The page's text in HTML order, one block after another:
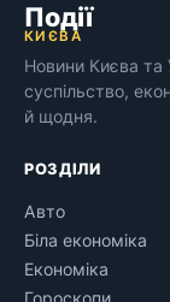
Події
КИЄВА
Новини Києва та
суспільство,
й щодня.
РОЗДІЛИ
Авто
Біла економіка
Економіка
Гороскопи